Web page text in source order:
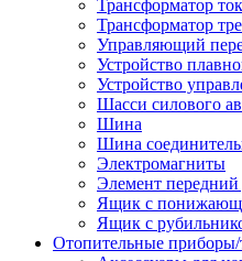
Трансформатор
Трансформатор
Управляющий
Устройство
Устройство
Шасси силового
Шина
Шина
Электромагниты
Элемент
Ящик с
Ящик с
Отопительные